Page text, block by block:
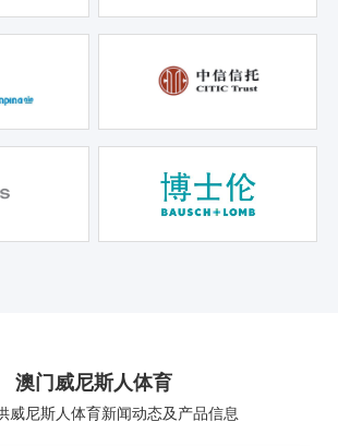
澳门威尼斯人体育
威尼斯人体育新闻动态及产品信息